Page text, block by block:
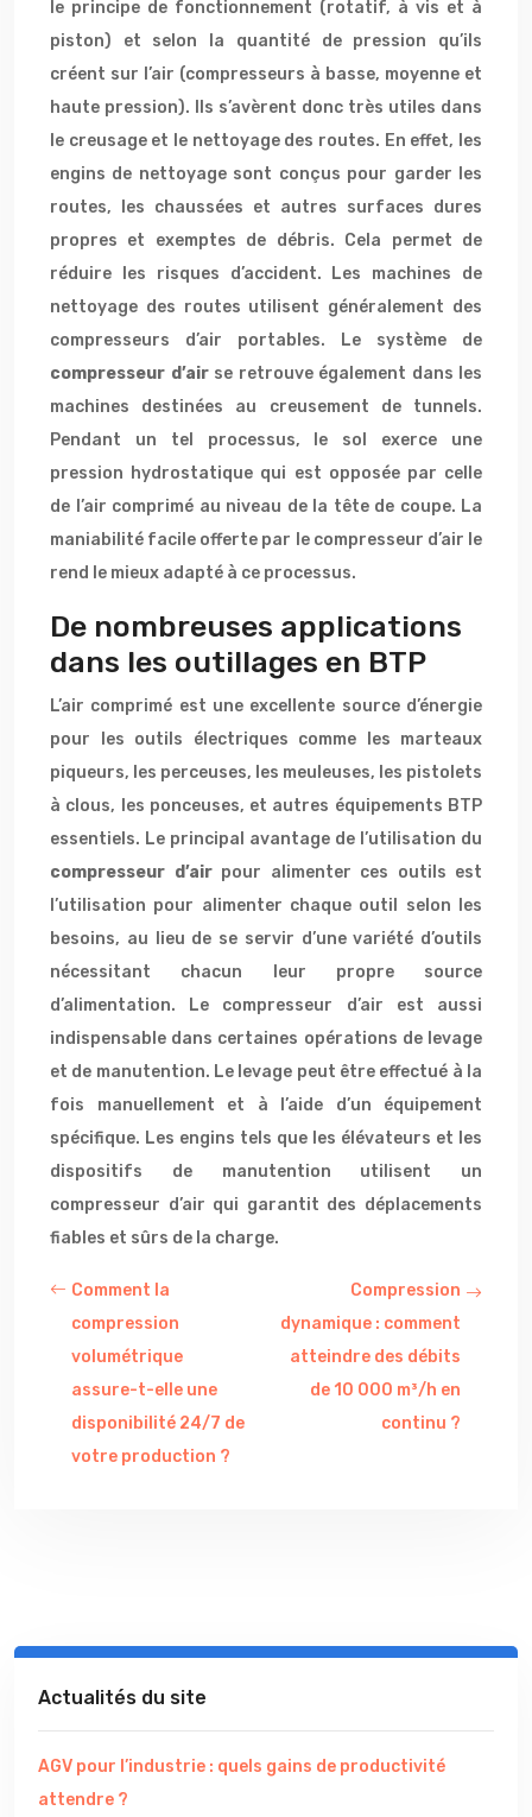
le principe de fonctionnement (rotatif, à vis et à
piston) et selon la quantité de pression qu’ils
créent sur l’air (compresseurs à basse, moyenne et
haute pression). Ils s’avèrent donc très utiles dans
le creusage et le nettoyage des routes. En effet, les
engins de nettoyage sont conçus pour garder les
routes, les chaussées et autres surfaces dures
propres et exemptes de débris. Cela permet de
réduire les risques d’accident. Les machines de
nettoyage des routes utilisent généralement des
compresseurs d’air portables. Le système de
compresseur d’airse retrouve également dans les
machines destinées au creusement de tunnels.
Pendant un tel processus, le sol exerce une
pression hydrostatique qui est opposée par celle
de l’air comprimé au niveau de la tête de coupe. La
maniabilité facile offerte par le compresseur d’air le
rend le mieux adapté à ce processus.
De nombreuses applications
dans les outillages en BTP
L’air comprimé est une excellente source d’énergie
pour les outils électriques comme les marteaux
piqueurs, les perceuses, les meuleuses, les pistolets
à clous, les ponceuses, et autres équipements BTP
essentiels. Le principal avantage de l’utilisation du
compresseur d’airpour alimenter ces outils est
l’utilisation pour alimenter chaque outil selon les
besoins, au lieu de se servir d’une variété d’outils
nécessitant chacun leur propre source
d’alimentation. Le compresseur d’air est aussi
indispensable dans certaines opérations de levage
et de manutention. Le levage peut être effectué à la
fois manuellement et à l’aide d’un équipement
spécifique. Les engins tels que les élévateurs et les
dispositifs de manutention utilisent un
compresseur d’air qui garantit des déplacements
fiables et sûrs de la charge.
Comment la
compression
volumétrique
assure-t-elle une
disponibilité 24/7 de
votre production ?
Compression
dynamique : comment
atteindre des débits
de 10 000 m³/h en
continu ?
Actualités du site
AGV pour l’industrie : quels gains de productivité
attendre ?